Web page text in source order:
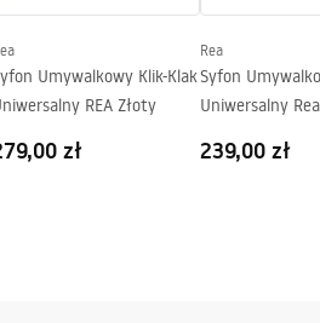
Nie
Bidety
Warunki
Basins_-_5.pdf
Umywalkowy Klik-Klak
REA Złoty
zł
Rea
Syfon
Uniwersalny
239,00 zł